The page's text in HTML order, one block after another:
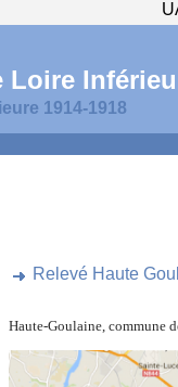
Loire
1914-1918
Relevé Haute
Haute-Goulaine, commune